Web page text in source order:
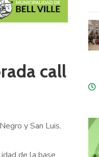
call
y San Luis.